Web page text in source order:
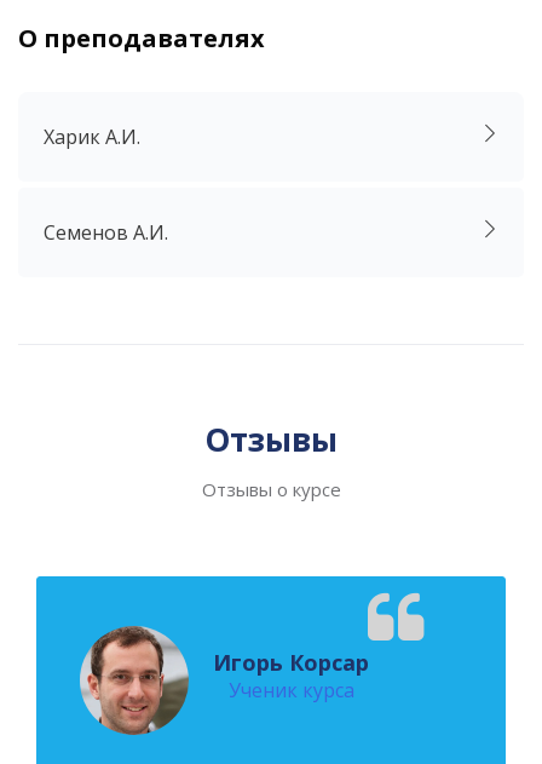
Пропустить [Cocoon] Аккордеон
О преподавателях
Харик А.И.
Семенов А.И.
Отзывы
Отзывы о курсе
Игорь Корсар
Ученик курса